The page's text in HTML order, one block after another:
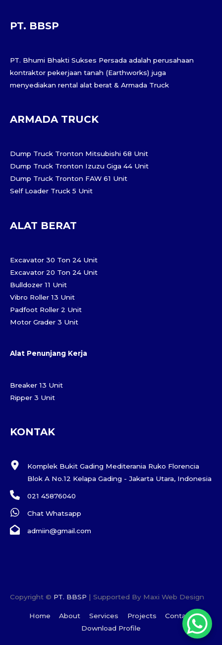
PT. BBSP
PT. Bhumi Bhakti Sukses Persada adalah perusahaan
kontraktor pekerjaan tanah (Earthworks) juga
menyediakan rental alat berat & Armada Truck
ARMADA TRUCK
Dump Truck Tronton Mitsubishi 68 Unit
Dump Truck Tronton Izuzu Giga 44 Unit
Dump Truck Tronton FAW 61 Unit
Self Loader Truck 5 Unit
ALAT BERAT
Excavator 30 Ton 24 Unit
Excavator 20 Ton 24 Unit
Bulldozer 11 Unit
Vibro Roller 13 Unit
Padfoot Roller 2 Unit
Motor Grader 3 Unit
Alat Penunjang Kerja
Breaker 13 Unit
Ripper 3 Unit
KONTAK
Komplek Bukit Gading Mediterania Ruko Florencia
Blok A No.12 Kelapa Gading - Jakarta Utara, Indonesia
021 45876040
Chat Whatsapp
admiin@gmail.com
Copyright © PT. BBSP | Supported By Maxi Web Design
Home About Services Projects
Contact
Download Profile